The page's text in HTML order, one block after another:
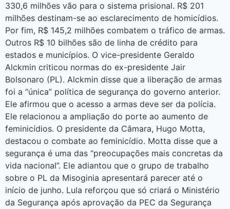
330,6 milhões vão para o sistema prisional. R$ 201
milhões destinam-se ao esclarecimento de homicídios.
Por fim, R$ 145,2 milhões combatem o tráfico de armas.
Outros R$ 10 bilhões são de linha de crédito para
estados e municípios. O vice-presidente Geraldo
Alckmin criticou normas do ex-presidente Jair
Bolsonaro (PL). Alckmin disse que a liberação de armas
foi a “única” política de segurança do governo anterior.
Ele afirmou que o acesso a armas deve ser da polícia.
Ele relacionou a ampliação do porte ao aumento de
feminicídios. O presidente da Câmara, Hugo Motta,
destacou o combate ao feminicídio. Motta disse que a
segurança é uma das “preocupações mais concretas da
vida nacional”. Ele adiantou que o grupo de trabalho
sobre o PL da Misoginia apresentará parecer até o
início de junho. Lula reforçou que só criará o Ministério
da Segurança após aprovação da PEC da Segurança